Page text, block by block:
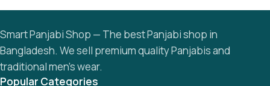
Smart Panjabi Shop — The best Panjabi shop in
Bangladesh. We sell premium quality Panjabis and
traditional men’s wear.
Popular Categories